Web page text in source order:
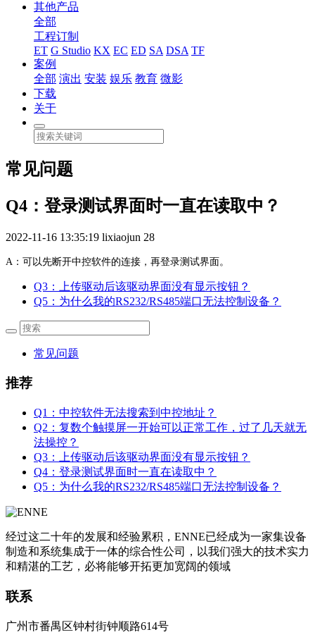
其他产品
全部
工程订制
ET G Studio KX EC ED SA DSA TF
案例
全部 演出 安装 娱乐 教育 微影
下载
关于
常见问题
Q4：登录测试界面时一直在读取中？
2022-11-16 13:35:19 lixiaojun 28
A：可以先断开中控软件的连接，再登录测试界面。
Q3：上传驱动后该驱动界面没有显示按钮？
Q5：为什么我的RS232/RS485端口无法控制设备？
常见问题
推荐
Q1：中控软件无法搜索到中控地址？
Q2：复数个触摸屏一开始可以正常工作，过了几天就无
法操控？
Q3：上传驱动后该驱动界面没有显示按钮？
Q4：登录测试界面时一直在读取中？
Q5：为什么我的RS232/RS485端口无法控制设备？
经过这二十年的发展和经验累积，ENNE已经成为一家集设备
制造和系统集成于一体的综合性公司，以我们强大的技术实力
和精湛的工艺，必将能够开拓更加宽阔的领域
联系
广州市番禺区钟村街钟顺路614号